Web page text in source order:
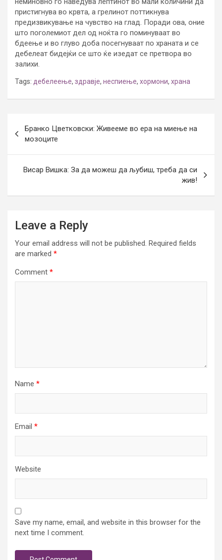
пристигнува во крвта, а грелинот поттикнува
предизвикување на чувство на глад. Поради ова, оние
што поголемиот дел од ноќта го поминуваат во
бдеење и во глуво доба посегнуваат по храната и се
дебелеат бидејќи се што ќе изедат се претвора во
залихи.
Tags: дебелеење, здравје, неспиење, хормони, храна
navigation
Бранко Цветковски: Живееме во ера на миење на
мозоците
Висар Вишка: За да можеш да љубиш, треба да си
жив!
Leave a Reply
Your email address will not be published. Required fields
are marked *
Comment *
Name *
Email *
Website
Save my name, email, and website in this browser for the
next time I comment.